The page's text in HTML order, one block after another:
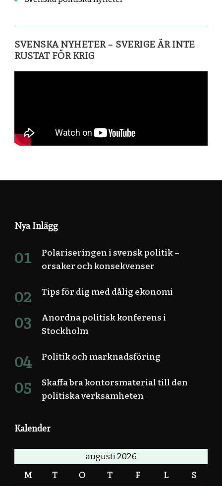
SVENSKA NYHETER – SVERIGE ÄR INTE
RUSTAT FÖR KRIG
Nya Inlägg
Polariseringen i svensk politik –
orsaker och konsekvenser
Tips för dig med dålig ekonomi
Anordna politisk konferens i
Stockholm
Politik och marknadsföring
Skaffa bra kontorsmaterial till den
politiska verksamheten
Kalender
augusti 2026
M T O T F L S